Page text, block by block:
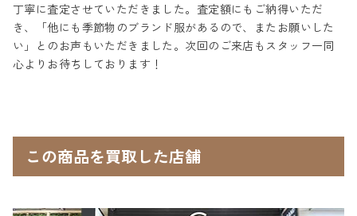
丁寧に査定させていただきました。査定額にもご納得いただ
き、「他にも季節物のブランド服があるので、またお願いした
い」とのお声もいただきました。次回のご来店もスタッフ一同
心よりお待ちしております！
この商品を買取した店舗